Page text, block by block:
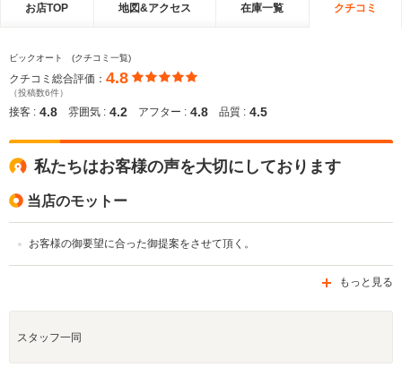
お店TOP 地図&アクセス 在庫一覧 クチコミ
ビックオート (クチコミ一覧)
クチコミ総合評価： 4.8
（投稿数6件）
接客 : 4.8 雰囲気 : 4.2 アフター : 4.8 品質 : 4.5
私たちはお客様の声を大切にしております
当店のモットー
お客様の御要望に合った御提案をさせて頂く。
もっと見る
スタッフ一同